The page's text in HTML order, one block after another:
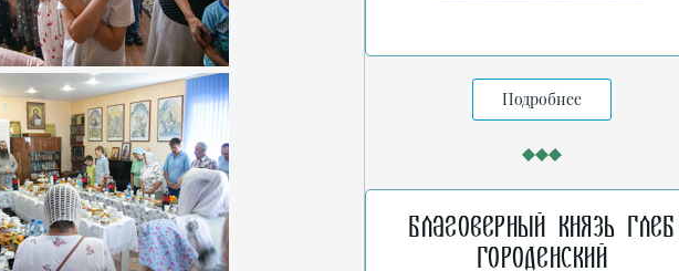
Подробнее
Благоверный князь Глеб
Городенский